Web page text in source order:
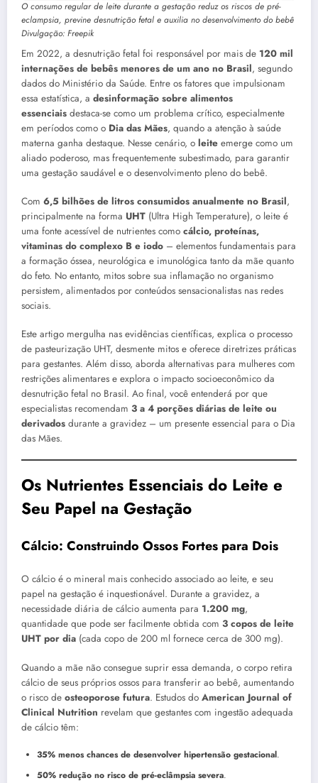
O consumo regular de leite durante a gestação reduz os riscos de pré-
eclampsia, previne desnutrição fetal e auxilia no desenvolvimento do bebê
Divulgação: Freepik
Em 2022, a desnutrição fetal foi responsável por mais de 120 mil
internações de bebês menores de um ano no Brasil, segundo
dados do Ministério da Saúde. Entre os fatores que impulsionam
essa estatística, a desinformação sobre alimentos
essenciais destaca-se como um problema crítico, especialmente
em períodos como o Dia das Mães, quando a atenção à saúde
materna ganha destaque. Nesse cenário, o leite emerge como um
aliado poderoso, mas frequentemente subestimado, para garantir
uma gestação saudável e o desenvolvimento pleno do bebê.
Com 6,5 bilhões de litros consumidos anualmente no Brasil,
principalmente na forma UHT (Ultra High Temperature), o leite é
uma fonte acessível de nutrientes como cálcio, proteínas,
vitaminas do complexo B e iodo – elementos fundamentais para
a formação óssea, neurológica e imunológica tanto da mãe quanto
do feto. No entanto, mitos sobre sua inflamação no organismo
persistem, alimentados por conteúdos sensacionalistas nas redes
sociais.
Este artigo mergulha nas evidências científicas, explica o processo
de pasteurização UHT, desmente mitos e oferece diretrizes práticas
para gestantes. Além disso, aborda alternativas para mulheres com
restrições alimentares e explora o impacto socioeconômico da
desnutrição fetal no Brasil. Ao final, você entenderá por que
especialistas recomendam 3 a 4 porções diárias de leite ou
derivados durante a gravidez – um presente essencial para o Dia
das Mães.
Os Nutrientes Essenciais do Leite e
Seu Papel na Gestação
Cálcio: Construindo Ossos Fortes para Dois
O cálcio é o mineral mais conhecido associado ao leite, e seu
papel na gestação é inquestionável. Durante a gravidez, a
necessidade diária de cálcio aumenta para 1.200 mg,
quantidade que pode ser facilmente obtida com 3 copos de leite
UHT por dia (cada copo de 200 ml fornece cerca de 300 mg).
Quando a mãe não consegue suprir essa demanda, o corpo retira
cálcio de seus próprios ossos para transferir ao bebê, aumentando
o risco de osteoporose futura. Estudos do American Journal of
Clinical Nutrition revelam que gestantes com ingestão adequada
de cálcio têm:
35% menos chances de desenvolver hipertensão gestacional.
50% redução no risco de pré-eclâmpsia severa.